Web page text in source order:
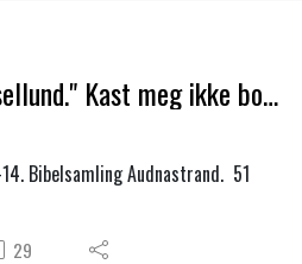
Dan Hessellund." Kast meg ikke bort fra ditt åsyn, ta ikke din Hellige Ånd fra meg."
14. Bibelsamling Audnastrand. 51
29